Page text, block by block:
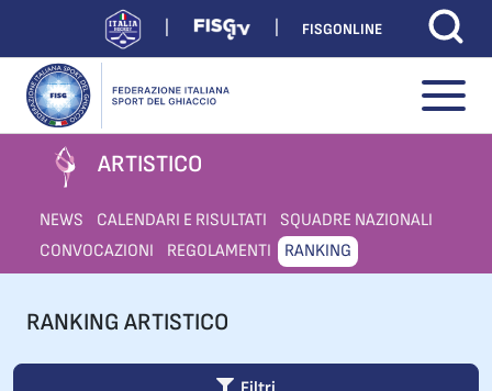
FISGONLINE
ARTISTICO
NEWS CALENDARI E RISULTATI
SQUADRE NAZIONALI
CONVOCAZIONI
REGOLAMENTI RANKING
RANKING ARTISTICO